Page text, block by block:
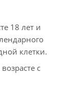
18 лет и
клетки.
с